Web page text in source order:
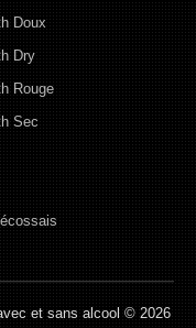
Doux
Dry
Rouge
Sec
et sans alcool © 2026